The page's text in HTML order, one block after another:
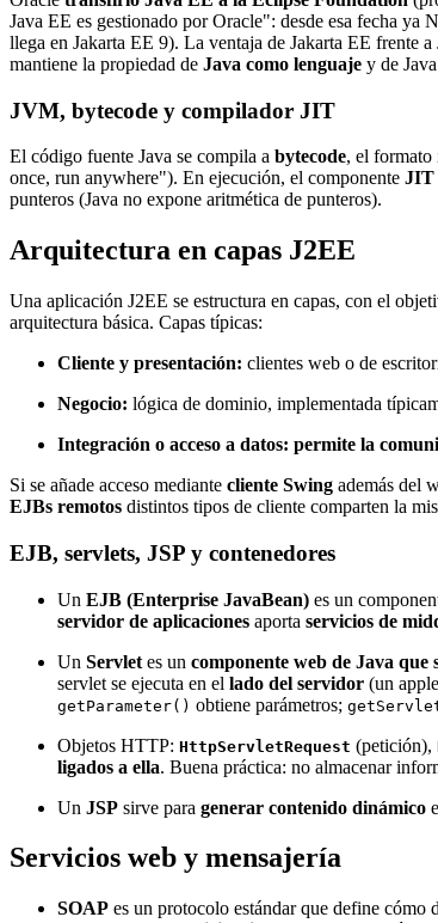
Java EE es gestionado por Oracle": desde esa fecha ya
llega en Jakarta EE 9). La ventaja de Jakarta EE frente a
mantiene la propiedad de Java como lenguaje y de
JVM, bytecode y compilador JIT
El código fuente Java se compila a bytecode, el formato
once, run anywhere"). En ejecución, el componente JIT
punteros (Java no expone aritmética de punteros).
Arquitectura en capas J2EE
Una aplicación J2EE se estructura en capas, con el
arquitectura básica. Capas típicas:
Cliente y presentación: clientes web o de
Negocio: lógica de dominio, implementada
Integración o acceso a datos: permite la
Si se añade acceso mediante cliente Swing además del
EJBs remotos distintos tipos de cliente comparten la
EJB, servlets, JSP y contenedores
Un EJB (Enterprise JavaBean) es un
servidor de aplicaciones aporta servicios de
Un Servlet es un componente web de Java que
servlet se ejecuta en el lado del servidor (un
getParameter() obtiene parámetros;
Objetos HTTP: HttpServletRequest (petición),
ligados a ella. Buena práctica: no almacenar
Un JSP sirve para generar contenido dinámico
Servicios web y mensajería
SOAP es un protocolo estándar que define cómo